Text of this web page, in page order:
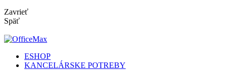
Zavrieť
Späť
ESHOP
KANCELÁRSKE POTREBY